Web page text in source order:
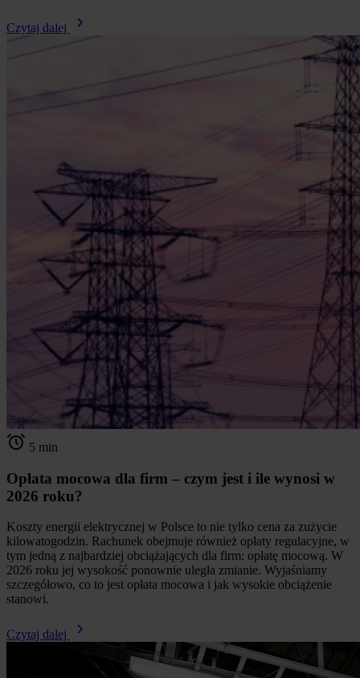
Czytaj dalej
5 min
Opłata mocowa dla firm – czym jest i ile wynosi w
2026 roku?
Koszty energii elektrycznej w Polsce to nie tylko cena za zużycie
kilowatogodzin. Rachunek obejmuje również opłaty regulacyjne, w
tym jedną z najbardziej obciążających dla firm: opłatę mocową. W
2026 roku jej wysokość ponownie uległa zmianie. Wyjaśniamy
szczegółowo, co to jest opłata mocowa i jak wysokie obciążenie
stanowi.
Czytaj dalej